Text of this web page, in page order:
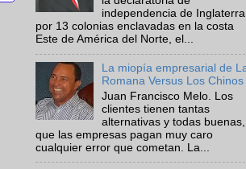
independencia de Inglaterra
por 13 colonias enclavadas en la costa
Este de América del Norte, el...
La miopía empresarial de
Romana Versus Los Chinos
Juan Francisco Melo. Los
clientes tienen tantas
alternativas y todas buenas,
que las empresas pagan muy caro
cualquier error que cometan. La...